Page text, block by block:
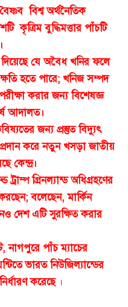
বৈষ্ণব বিশ্ব অর্থনৈতিক
কৃত্রিম বুদ্ধিমত্তার পাঁচটি
যে অবৈধ খনির ফলে
হতে পারে; খনিজ সম্পদ
করার জন্য বিশেষজ্ঞ
আদালত।
জন্য প্রস্তুত বিদ্যুৎ
করে নতুন খসড়া জাতীয়
কেন্দ্র।
ট্রাম্প গ্রিনল্যান্ড অধিগ্রহণের
বলেছেন, মার্কিন
দেশ এটি সুরক্ষিত করার
পাঁচ ম্যাচের
ভারত নিউজিল্যান্ডের
করেছে।